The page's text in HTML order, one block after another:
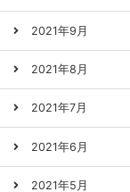
2021年9月
2021年8月
2021年7月
2021年6月
2021年5月